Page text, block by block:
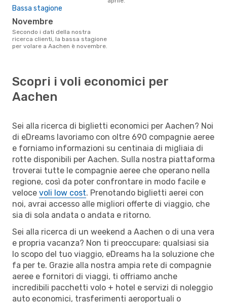
Bassa stagione
novembre
Secondo i dati della nostra
ricerca clienti, la bassa stagione
per volare a Aachen è novembre.
Scopri i voli economici per
Aachen
Sei alla ricerca di biglietti economici per Aachen? Noi
di eDreams lavoriamo con oltre 690 compagnie aeree
e forniamo informazioni su centinaia di migliaia di
rotte disponibili per Aachen. Sulla nostra piattaforma
troverai tutte le compagnie aeree che operano nella
regione, così da poter confrontare in modo facile e
veloce voli low cost. Prenotando biglietti aerei con
noi, avrai accesso alle migliori offerte di viaggio, che
sia di sola andata o andata e ritorno.
Sei alla ricerca di un weekend a Aachen o di una vera
e propria vacanza? Non ti preoccupare: qualsiasi sia
lo scopo del tuo viaggio, eDreams ha la soluzione che
fa per te. Grazie alla nostra ampia rete di compagnie
aeree e fornitori di viaggi, ti offriamo anche
incredibili pacchetti volo + hotel e servizi di noleggio
auto economici, trasferimenti aeroportuali o